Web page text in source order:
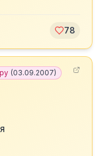
78
(03.09.2007)